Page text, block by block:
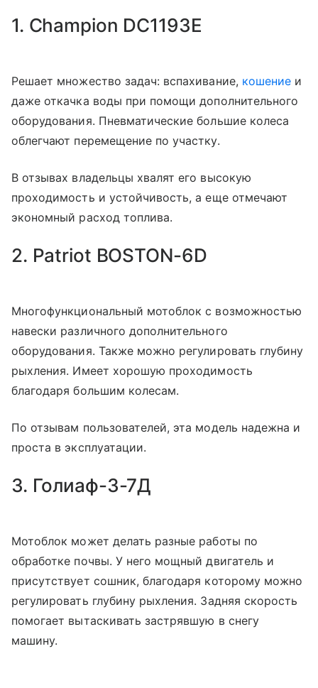
1. Champion DC1193E
Решает множество задач: вспахивание, кошение и
даже откачка воды при помощи дополнительного
оборудования. Пневматические большие колеса
облегчают перемещение по участку.
В отзывах владельцы хвалят его высокую
проходимость и устойчивость, а еще отмечают
экономный расход топлива.
2. Patriot BOSTON-6D
Многофункциональный мотоблок с возможностью
навески различного дополнительного
оборудования. Также можно регулировать глубину
рыхления. Имеет хорошую проходимость
благодаря большим колесам.
По отзывам пользователей, эта модель надежна и
проста в эксплуатации.
3. Голиаф-3-7Д
Мотоблок может делать разные работы по
обработке почвы. У него мощный двигатель и
присутствует сошник, благодаря которому можно
регулировать глубину рыхления. Задняя скорость
помогает вытаскивать застрявшую в снегу
машину.